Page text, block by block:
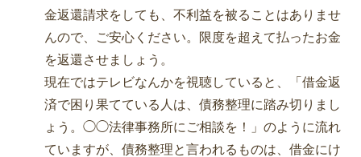
金返還請求をしても、不利益を被ることはありませ
んので、ご安心ください。限度を超えて払ったお金
を返還させましょう。
現在ではテレビなんかを視聴していると、「借金返
済で困り果てている人は、債務整理に踏み切りまし
ょう。◯◯法律事務所にご相談を！」のように流れ
ていますが、債務整理と言われるものは、借金にけ